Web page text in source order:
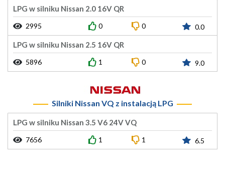
LPG w silniku Nissan 2.0 16V QR
2995 0 0 0.0
LPG w silniku Nissan 2.5 16V QR
5896 1 0 9.0
Silniki Nissan VQ z instalacją LPG
LPG w silniku Nissan 3.5 V6 24V VQ
7656 1 1 6.5